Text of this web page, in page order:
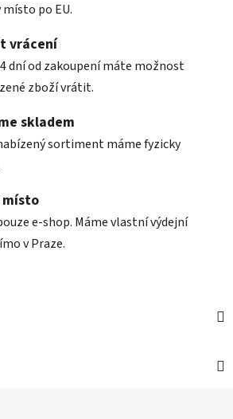
po EU.
vrácení
dní od zakoupení máte možnost
zboží vrátit.
skladem
sortiment máme fyzicky
místo
e-shop. Máme vlastní výdejní
v Praze.